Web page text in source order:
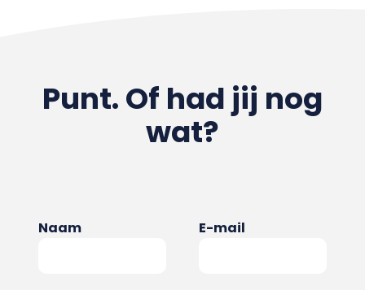
Punt. Of had jij nog
wat?
Naam E-mail